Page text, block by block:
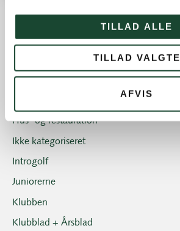
TILLAD ALLE
TILLAD VALGTE
AFVIS
Andre nyheder
Banestatus
Hus- og restauration
Ikke kategoriseret
Introgolf
Juniorerne
Klubben
Klubblad + Årsblad